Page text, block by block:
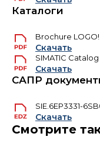
Каталоги
Brochure LOGO!
Скачать
SIMATIC
Скачать
САПР
SIE.6EP3331-
Скачать
Смотрите